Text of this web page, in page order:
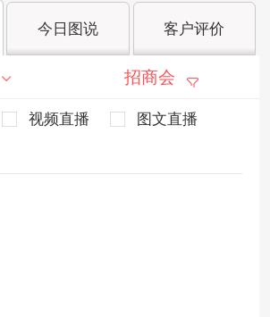
今日图说 客户评价
招商会
视频直播
图文直播